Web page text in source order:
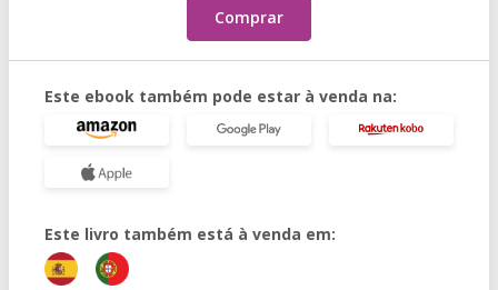
Comprar
Este ebook também pode estar à venda na:
Este livro também está à venda em: